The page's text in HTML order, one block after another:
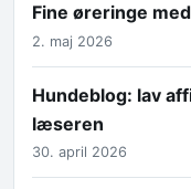
Fine øreringe
2. maj 2026
Hundeblog: lav
læseren
30. april 2026